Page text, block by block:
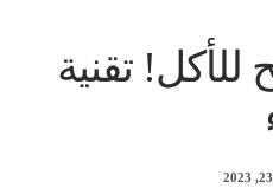
للأكل! تقنية